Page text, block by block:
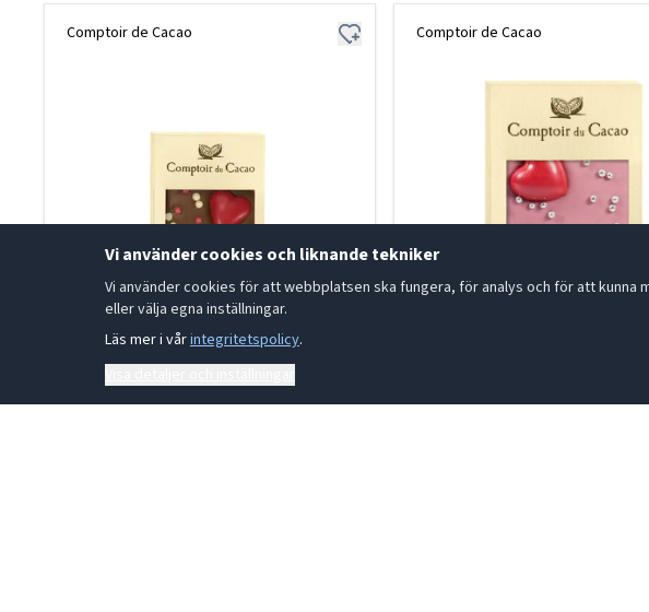
Vi använder cookies och liknande tekniker
Vi använder cookies för att webbplatsen ska fungera, för analys och för att kunna
eller välja egna inställningar.
Läs mer i vårintegritetspolicy.
Comptoir de Cacao Comptoir de Cacao